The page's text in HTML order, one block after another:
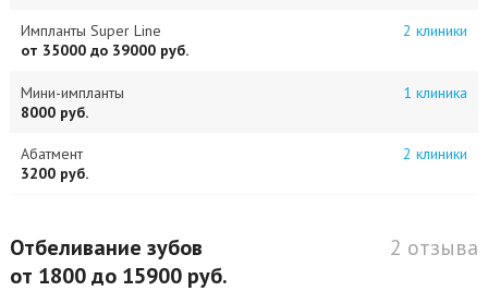
Импланты Super Line
2 клиники
от 35000 до 39000 руб.
Мини-импланты
1 клиника
8000 руб.
Абатмент
2 клиники
3200 руб.
Отбеливание зубов
2 отзыва
от 1800 до 15900 руб.